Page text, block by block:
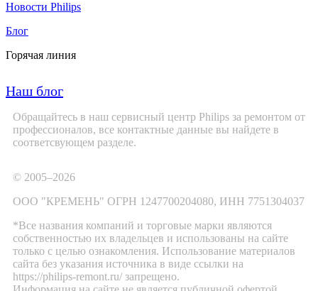
Новости Philips
Блог
Горячая линия
Наш блог
Обращайтесь в наш сервисный центр Philips за ремонтом от
профессионалов, все контактные данные вы найдете в
соответсвующем разделе.
© 2005–2026
ООО "КРЕМЕНЬ" ОГРН 1247700204080, ИНН 7751304037
*Все названия компаний и торговые марки являются
собственностью их владельцев и использованы на сайте
только с целью ознакомления. Использование материалов
сайта без указания источника в виде ссылки на
https://philips-remont.ru/ запрещено.